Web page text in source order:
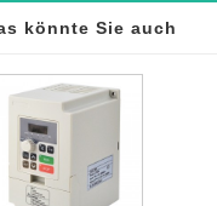
könnte Sie auch